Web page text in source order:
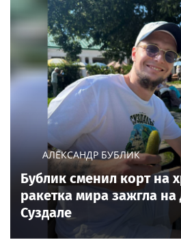
АЛЕКСАНДР БУБЛИК
Бублик сменил корт на
ракетка мира зажгла
Суздале